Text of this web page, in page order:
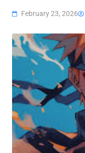
February 23, 2026